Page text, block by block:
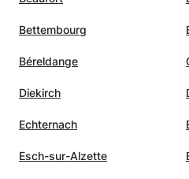
différence dans le
”
Bettembourg
Béreldange
Diekirch
Echternach
Esch-sur-Alzette